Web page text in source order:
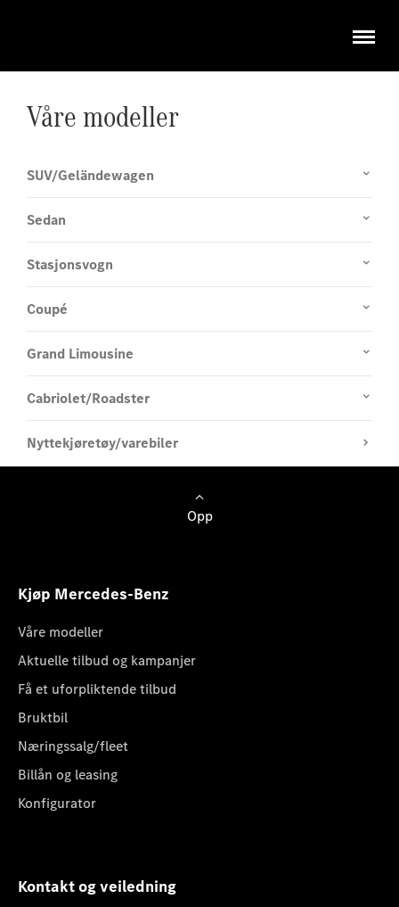
Våre modeller
SUV/Geländewagen
Sedan
Stasjonsvogn
Coupé
Grand Limousine
Cabriolet/Roadster
Nyttekjøretøy/varebiler
Opp
Kjøp Mercedes-Benz
Våre modeller
Aktuelle tilbud og kampanjer
Få et uforpliktende tilbud
Bruktbil
Næringssalg/fleet
Billån og leasing
Konfigurator
Kontakt og veiledning